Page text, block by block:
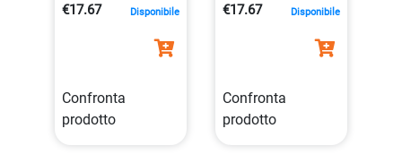
chiusura sicura
€17.67 Disponibile
Confronta
prodotto
8015687021646
€17.67 Disponibile
Confronta
prodotto